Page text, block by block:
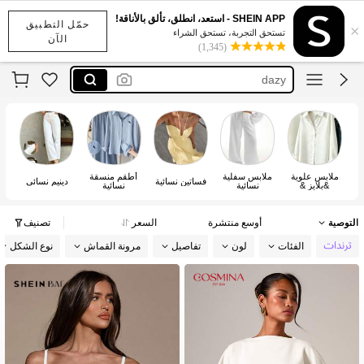
حمّل التطبيق
الآن
×
SHEIN APP - استعد، انطلق، تألق بالأناقة!
تستحق التجربة، تستحق الشراء
(1,345)
motf
anewsta
kpytomoa
maija
motf
ملابس علوية
&بلايز &
ملابس سفلية
نسائية
فساتين نسائية
أطقم منسقة
نسائية
دينيم نسائي
التوصية أوسع منتشرة السعر تصنيف
الفئات لون تفاصيل مرونة القماش نوع الشكل